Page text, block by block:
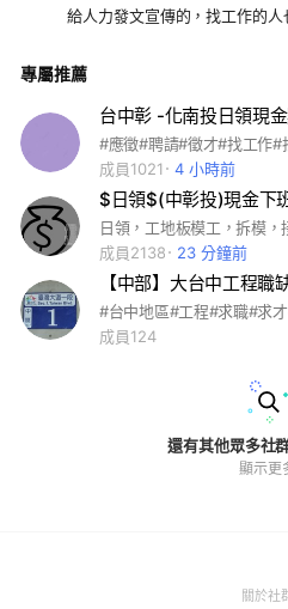
給人力發文宣傳的，找工作的人
專屬推薦
成員1021
4 小時前
成員2138
23 分鐘前
【中部】大台中工程職
成員124
還有其他眾多社
顯示更
關於社